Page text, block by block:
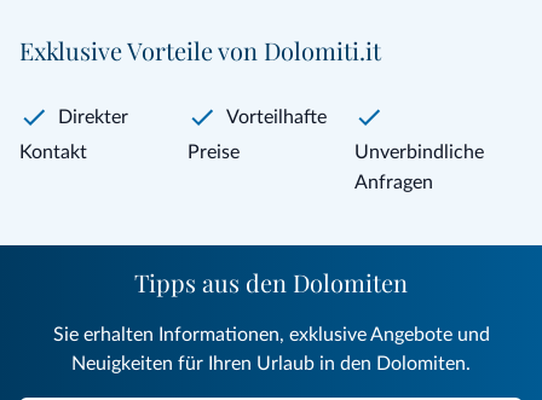
Exklusive Vorteile von Dolomiti.it
Direkter
Kontakt
Vorteilhafte
Preise
Unverbindliche
Anfragen
Tipps aus den Dolomiten
Sie erhalten Informationen, exklusive Angebote und
Neuigkeiten für Ihren Urlaub in den Dolomiten.